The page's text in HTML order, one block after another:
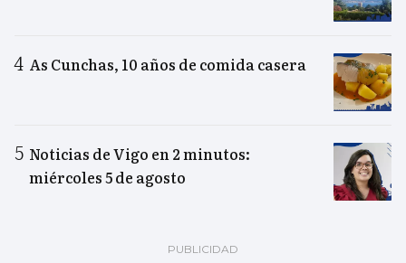
As Cunchas, 10 años de comida casera
Noticias de Vigo en 2 minutos:
miércoles 5 de agosto